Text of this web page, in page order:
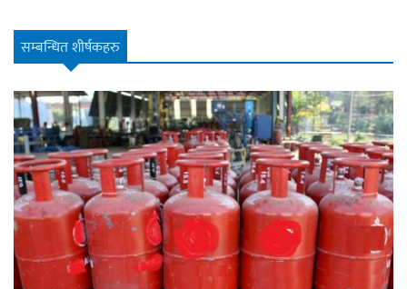
सम्बन्धित शीर्षकहरु